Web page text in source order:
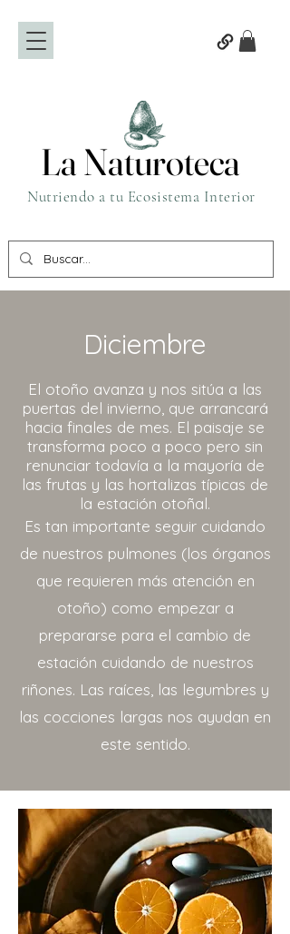
La Naturoteca
La Naturoteca
Nutriendo a tu Ecosistema Interior
Diciembre
El otoño avanza y nos sitúa a las
puertas del invierno, que arrancará
hacia finales de mes. El paisaje se
transforma poco a poco pero sin
renunciar todavía a la mayoría de
las frutas y las hortalizas típicas de
la estación otoñal.
Es tan importante seguir cuidando
de nuestros pulmones (los órganos
que requieren más atención en
otoño) como empezar a
prepararse para el cambio de
estación cuidando de nuestros
riñones. Las raíces, las legumbres y
las cocciones largas nos ayudan en
este sentido.